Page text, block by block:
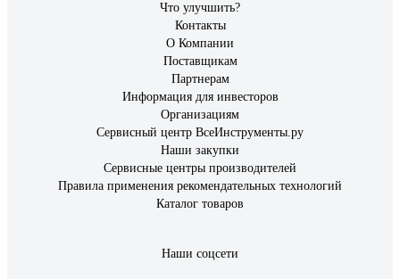
Что улучшить?
Контакты
О Компании
Поставщикам
Партнерам
Информация для инвесторов
Организациям
Сервисный центр ВсеИнструменты.ру
Наши закупки
Сервисные центры производителей
Правила применения рекомендательных технологий
Каталог товаров
Наши соцсети